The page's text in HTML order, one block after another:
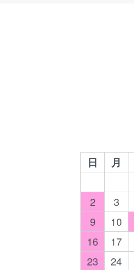
日 月
2
3
9
10
16
17
23
24